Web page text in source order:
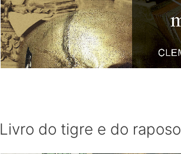
Livro do tigre e do raposo